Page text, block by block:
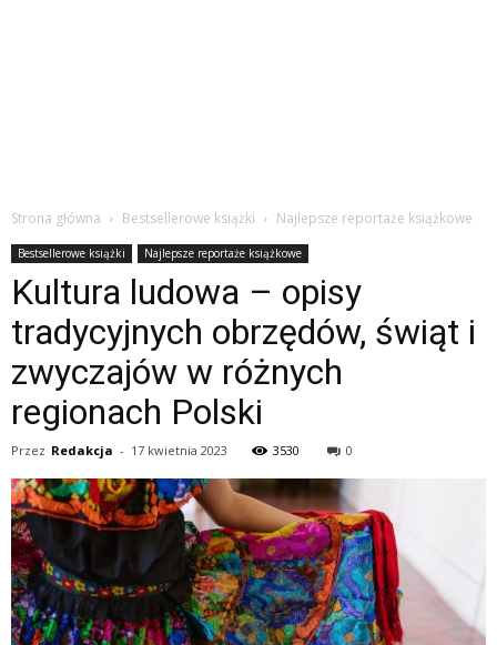
Strona główna Bestsellerowe książki Najlepsze reportaże książkowe
Bestsellerowe książki Najlepsze reportaże książkowe
Kultura ludowa – opisy
tradycyjnych obrzędów, świąt i
zwyczajów w różnych
regionach Polski
Przez Redakcja - 17 kwietnia 2023 3530 0